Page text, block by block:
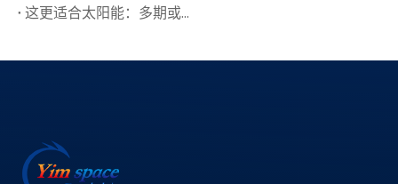
这更适合太阳能：多期或单连接单元格